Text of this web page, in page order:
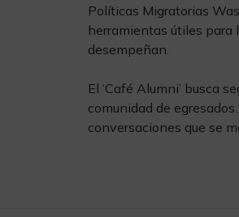
Políticas Migratorias
herramientas útiles para
desempeñan.
El ‘Café Alumni’ busca
comunidad de
conversaciones que se